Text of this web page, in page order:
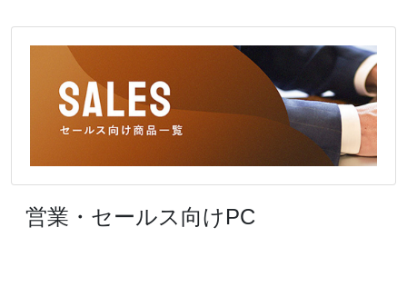
営業・セールス向けPC